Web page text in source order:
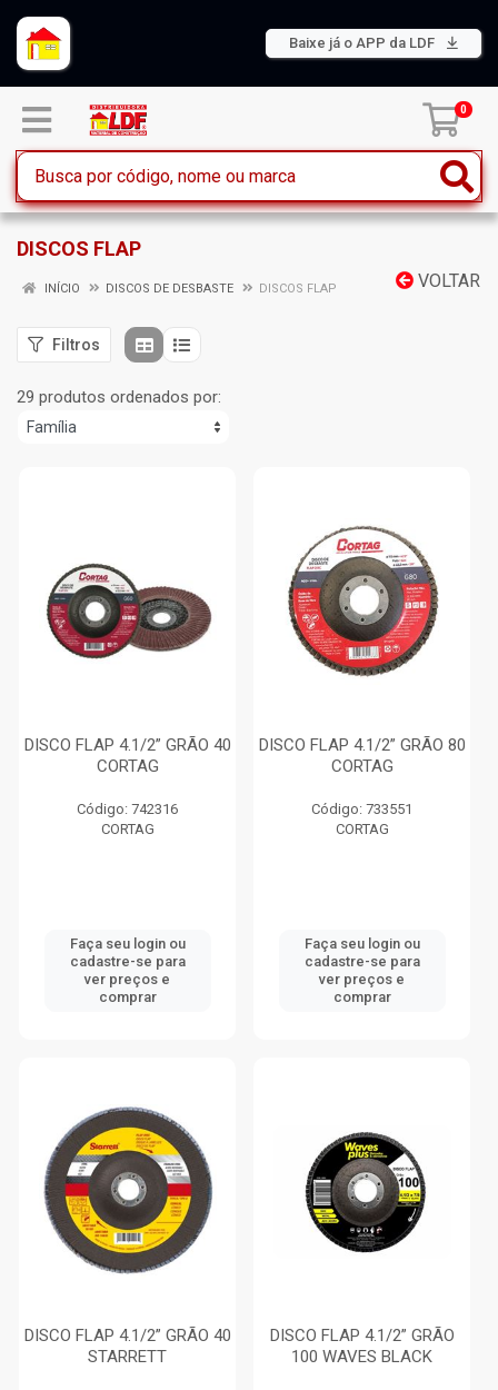
Baixe já o APP da LDF
0
DISCOS FLAP
VOLTAR
INÍCIO DISCOS DE DESBASTE DISCOS FLAP
Filtros
29 produtos ordenados por:
DISCO FLAP 4.1/2” GRÃO 40
CORTAG
Código: 742316
CORTAG
Faça seu login ou
cadastre-se para
ver preços e
comprar
DISCO FLAP 4.1/2” GRÃO 80
CORTAG
Código: 733551
CORTAG
Faça seu login ou
cadastre-se para
ver preços e
comprar
DISCO FLAP 4.1/2” GRÃO 40
STARRETT
DISCO FLAP 4.1/2” GRÃO
100 WAVES BLACK